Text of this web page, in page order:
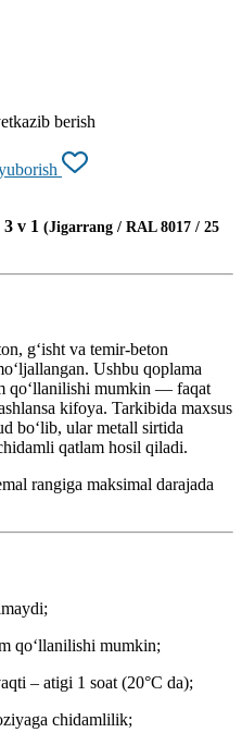
berish
v 1 (Jigarrang / RAL 8017 / 25
g‘isht va temir-beton
Ushbu qoplama
qo‘llanilishi mumkin — faqat
kifoya. Tarkibida maxsus
bo‘lib, ular metall sirtida
qatlam hosil qiladi.
rangiga maksimal darajada
qo‘llanilishi mumkin;
– atigi 1 soat (20°C da);
chidamlilik;